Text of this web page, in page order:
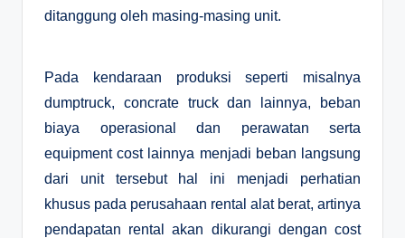
ditanggung oleh masing-masing unit.
Pada kendaraan produksi seperti misalnya
dumptruck, concrate truck dan lainnya, beban
biaya operasional dan perawatan serta
equipment cost lainnya menjadi beban langsung
dari unit tersebut hal ini menjadi perhatian
khusus pada perusahaan rental alat berat, artinya
pendapatan rental akan dikurangi dengan cost